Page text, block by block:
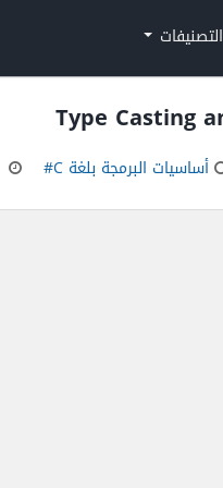
التصنيفات
أساسيات البرمجة بلغة C#